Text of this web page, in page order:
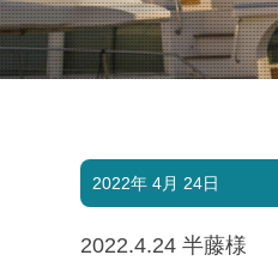
2022年 4月 24日
2022.4.24 半藤様